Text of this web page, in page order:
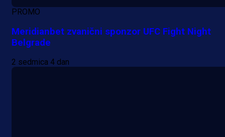
PROMO
Meridianbet zvanični sponzor UFC Fight Night
Belgrade
2 sedmica 4 dan